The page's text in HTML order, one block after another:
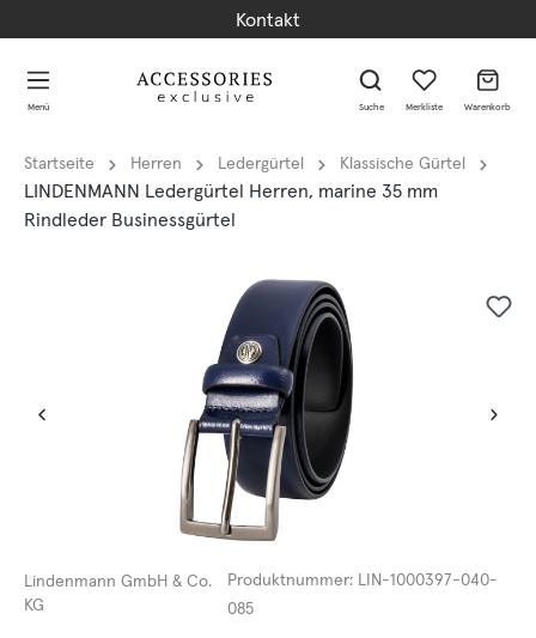
Kontakt
Menü Suche Merkliste Warenkorb
Startseite Herren Ledergürtel Klassische Gürtel
LINDENMANN Ledergürtel Herren, marine 35 mm
Rindleder Businessgürtel
Lindenmann GmbH & Co.
KG
Produktnummer: LIN-1000397-040-
085